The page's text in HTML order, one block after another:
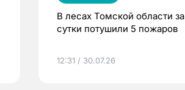
В лесах Томской области за
сутки потушили 5 пожаров
12:31 / 30.07.26